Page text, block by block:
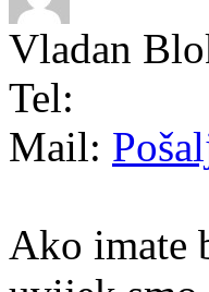
Vladan
Tel:
Mail:
Ako imate